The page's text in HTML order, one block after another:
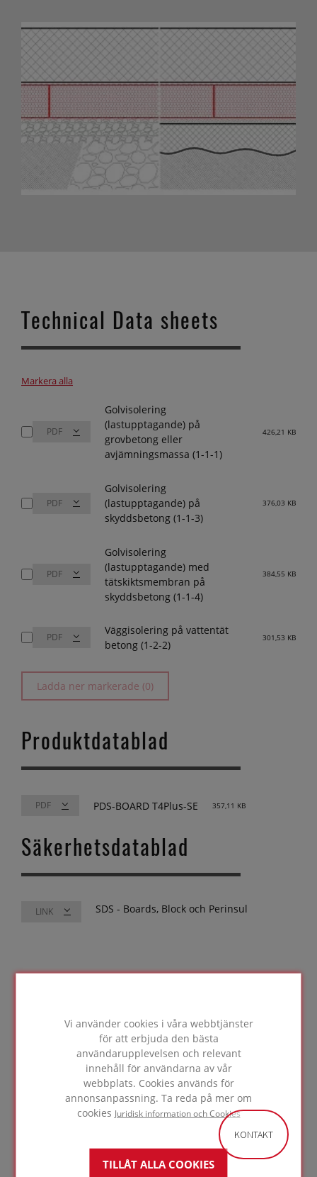
Vi använder cookies i våra webbtjänster
för att erbjuda den bästa
användarupplevelsen och relevant
innehåll för användarna av vår
webbplats. Cookies används för
annonsanpassning. Ta reda på mer om
cookies Juridisk information och Cookies
TILLÅT ALLA COOKIES
Technical Data sheets
Markera alla
Golvisolering
(lastupptagande) på
grovbetong eller
avjämningsmassa (1-1-1)
426,21 KB
Golvisolering
(lastupptagande) på
skyddsbetong (1-1-3)
376,03 KB
Golvisolering
(lastupptagande) med
tätskiktsmembran på
skyddsbetong (1-1-4)
384,55 KB
Väggisolering på vattentät
betong (1-2-2)
301,53 KB
Ladda ner markerade (0)
Produktdatablad
PDS-BOARD T4Plus-SE 357,11 KB
Säkerhetsdatablad
LINK SDS - Boards, Block och Perinsul
Sjukhus
BERGAMO ITALIEN
Brett produktutbud
KONTAKT